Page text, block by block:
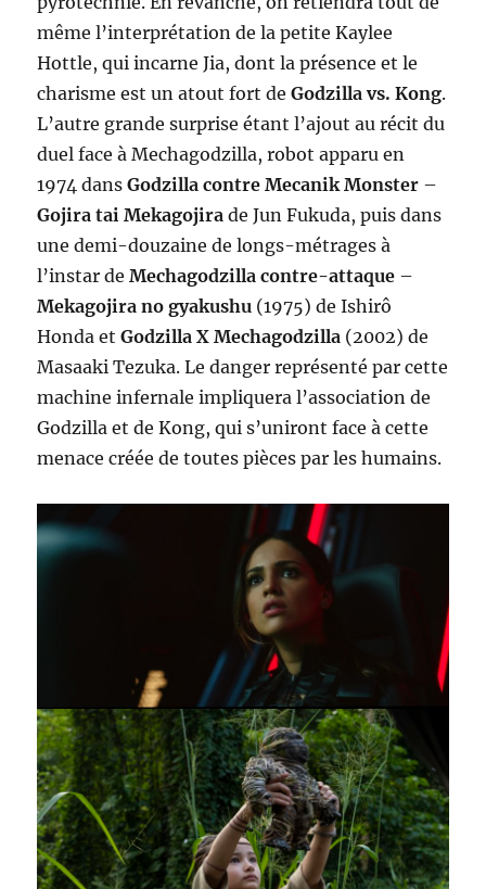
même l’interprétation de la petite Kaylee
Hottle, qui incarne Jia, dont la présence et le
charisme est un atout fort deGodzilla vs. Kong.
L’autre grande surprise étant l’ajout au récit du
duel face à Mechagodzilla, robot apparu en
1974 dansGodzilla contre Mecanik Monster –
Gojira tai Mekagojira de Jun Fukuda, puis dans
une demi-douzaine de longs-métrages à
l’instar deMechagodzilla contre-attaque –
Mekagojira no gyakushu (1975) de Ishirô
Honda etGodzilla X Mechagodzilla (2002) de
Masaaki Tezuka. Le danger représenté par cette
machine infernale impliquera l’association de
Godzilla et de Kong, qui s’uniront face à cette
menace créée de toutes pièces par les humains.